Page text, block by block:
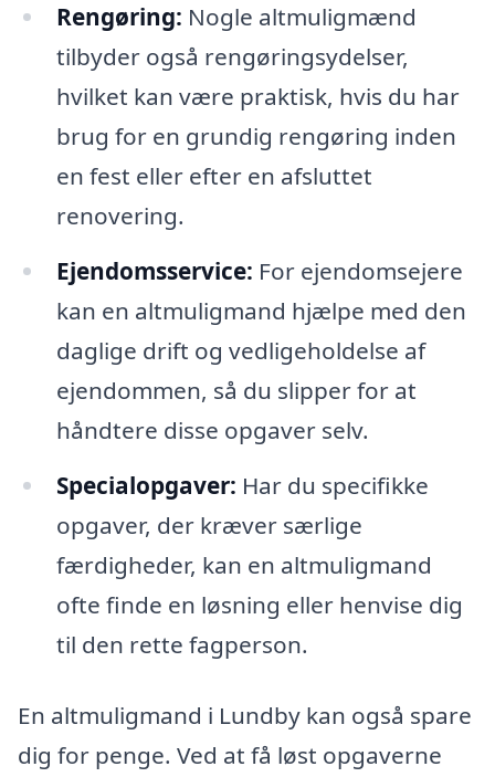
Rengøring: Nogle altmuligmænd
tilbyder også rengøringsydelser,
hvilket kan være praktisk, hvis du har
brug for en grundig rengøring inden
en fest eller efter en afsluttet
renovering.
Ejendomsservice: For ejendomsejere
kan en altmuligmand hjælpe med den
daglige drift og vedligeholdelse af
ejendommen, så du slipper for at
håndtere disse opgaver selv.
Specialopgaver: Har du specifikke
opgaver, der kræver særlige
færdigheder, kan en altmuligmand
ofte finde en løsning eller henvise dig
til den rette fagperson.
En altmuligmand i Lundby kan også spare
dig for penge. Ved at få løst opgaverne